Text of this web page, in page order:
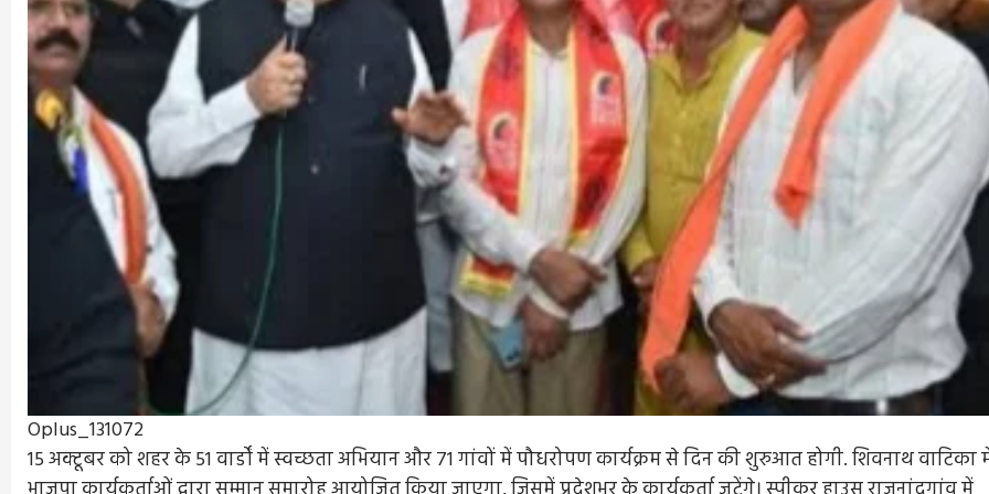
Oplus_131072
15 अक्टूबर को शहर के 51 वार्डों में स्वच्छता अभियान और 71 गांवों में पौधरोपण कार्यक्रम से दिन की शुरुआत होगी. शिवनाथ वाटिका